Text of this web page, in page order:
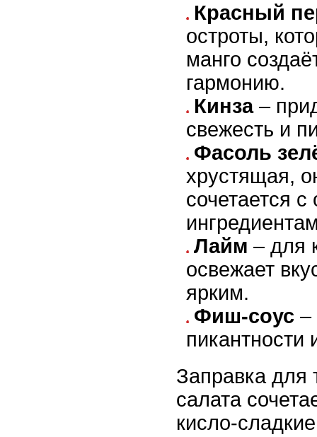
Красный
остроты,
манго
гармонию.
Кинза–
свежесть и
Фасоль
хрустящая,
сочетается
Лайм – для
освежает
ярким.
Фиш-соус –
пикантности
Заправка для
салата
кисло-